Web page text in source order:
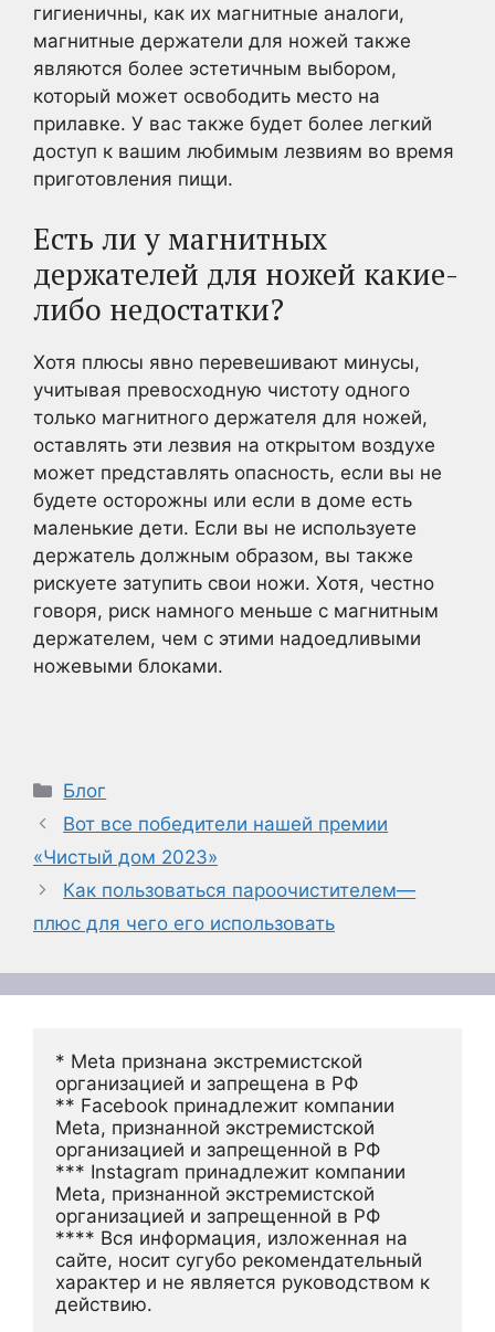
гигиеничны, как их магнитные аналоги,
магнитные держатели для ножей также
являются более эстетичным выбором,
который может освободить место на
прилавке. У вас также будет более легкий
доступ к вашим любимым лезвиям во время
приготовления пищи.
Есть ли у магнитных
держателей для ножей какие-
либо недостатки?
Хотя плюсы явно перевешивают минусы,
учитывая превосходную чистоту одного
только магнитного держателя для ножей,
оставлять эти лезвия на открытом воздухе
может представлять опасность, если вы не
будете осторожны или если в доме есть
маленькие дети. Если вы не используете
держатель должным образом, вы также
рискуете затупить свои ножи. Хотя, честно
говоря, риск намного меньше с магнитным
держателем, чем с этими надоедливыми
ножевыми блоками.
Рубрики
Блог
Вот все победители нашей премии
«Чистый дом 2023»
Как пользоваться пароочистителем—
плюс для чего его использовать
* Meta признана экстремистской
организацией и запрещена в РФ
** Facebook принадлежит компании
Meta, признанной экстремистской
организацией и запрещенной в РФ
*** Instagram принадлежит компании
Meta, признанной экстремистской
организацией и запрещенной в РФ
**** Вся информация, изложенная на
сайте, носит сугубо рекомендательный
характер и не является руководством к
действию.